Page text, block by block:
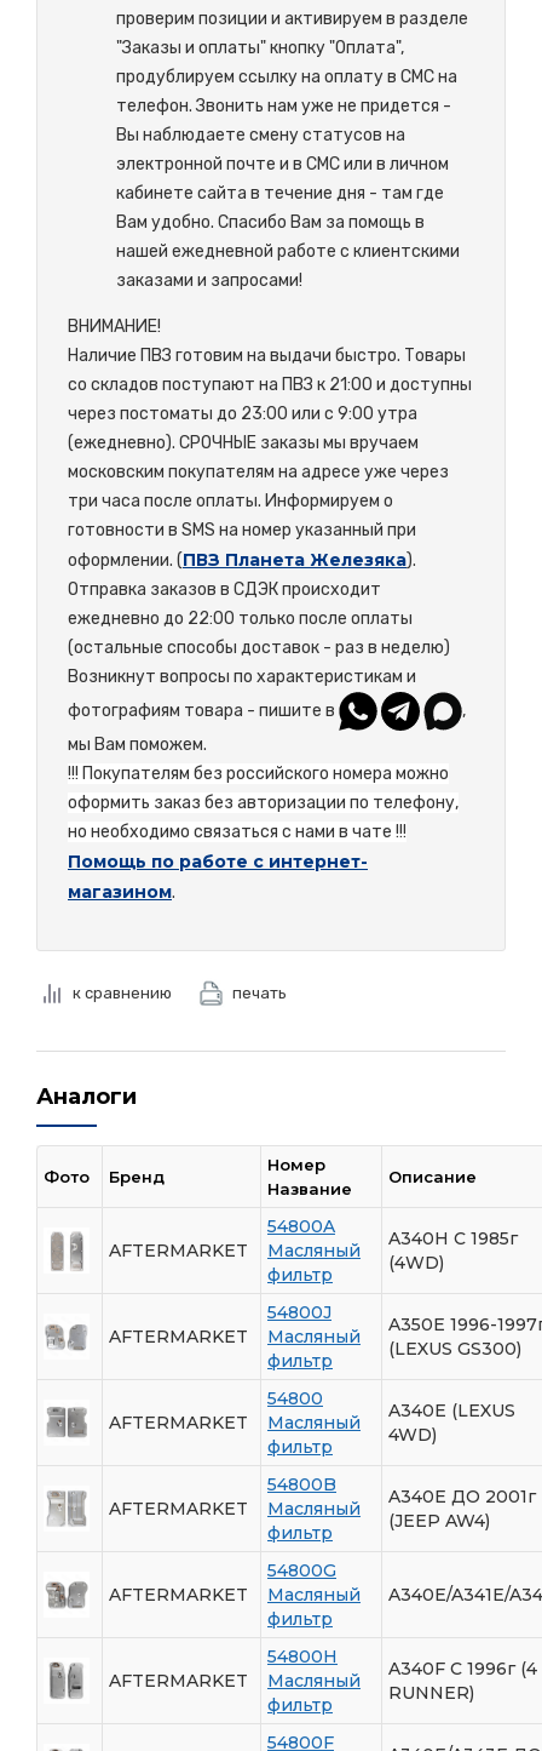
проверим позиции и активируем в разделе
"Заказы и оплаты" кнопку "Оплата",
продублируем ссылку на оплату в СМС на
телефон. Звонить нам уже не придется -
Вы наблюдаете смену статусов на
электронной почте и в СМС или в личном
кабинете сайта в течение дня - там где
Вам удобно. Спасибо Вам за помощь в
нашей ежедневной работе с клиентскими
заказами и запросами!
ВНИМАНИЕ!
Наличие ПВЗ готовим на выдачи быстро. Товары
со складов поступают на ПВЗ к 21:00 и доступны
через постоматы до 23:00 или с 9:00 утра
(ежедневно). СРОЧНЫЕ заказы мы вручаем
московским покупателям на адресе уже через
три часа после оплаты. Информируем о
готовности в SMS на номер указанный при
оформлении. (ПВЗ Планета Железяка).
Отправка заказов в СДЭК происходит
ежедневно до 22:00 только после оплаты
(остальные способы доставок - раз в неделю)
Возникнут вопросы по характеристикам и
фотографиям товара - пишите в
,
мы Вам поможем.
!!! Покупателям без российского номера можно
оформить заказ без авторизации по телефону,
но необходимо связаться с нами в чате !!!
Помощь по работе с интернет-
магазином.
к сравнению печать
Аналоги
Фото Бренд
Номер
Название
Описание
AFTERMARKET
54800A
Масляный
фильтр
A340H С 1985г
(4WD)
AFTERMARKET
54800J
Масляный
фильтр
A350E 1996-
(LEXUS GS300)
AFTERMARKET
54800
Масляный
фильтр
A340E (LEXUS
4WD)
AFTERMARKET
54800B
Масляный
фильтр
A340E ДО 2001г
(JEEP AW4)
AFTERMARKET
54800G
Масляный
фильтр
A340E/A341E/
AFTERMARKET
54800H
Масляный
фильтр
A340F C 1996г (4
RUNNER)
54800F